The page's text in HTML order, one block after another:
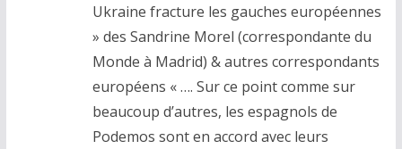
Ukraine fracture les gauches européennes
» des Sandrine Morel (correspondante du
Monde à Madrid) & autres correspondants
européens « …. Sur ce point comme sur
beaucoup d’autres, les espagnols de
Podemos sont en accord avec leurs